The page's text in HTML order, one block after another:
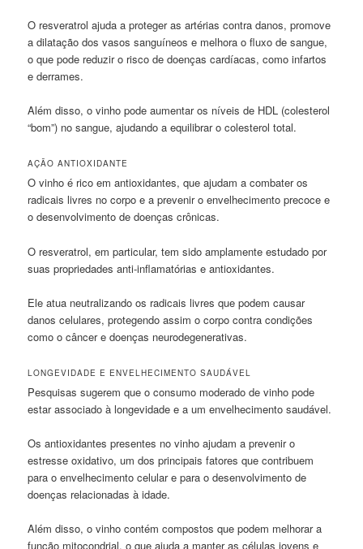
O resveratrol ajuda a proteger as artérias contra danos, promove
a dilatação dos vasos sanguíneos e melhora o fluxo de sangue,
o que pode reduzir o risco de doenças cardíacas, como infartos
e derrames.
Além disso, o vinho pode aumentar os níveis de HDL (colesterol
“bom”) no sangue, ajudando a equilibrar o colesterol total.
AÇÃO ANTIOXIDANTE
O vinho é rico em antioxidantes, que ajudam a combater os
radicais livres no corpo e a prevenir o envelhecimento precoce e
o desenvolvimento de doenças crônicas.
O resveratrol, em particular, tem sido amplamente estudado por
suas propriedades anti-inflamatórias e antioxidantes.
Ele atua neutralizando os radicais livres que podem causar
danos celulares, protegendo assim o corpo contra condições
como o câncer e doenças neurodegenerativas.
LONGEVIDADE E ENVELHECIMENTO SAUDÁVEL
Pesquisas sugerem que o consumo moderado de vinho pode
estar associado à longevidade e a um envelhecimento saudável.
Os antioxidantes presentes no vinho ajudam a prevenir o
estresse oxidativo, um dos principais fatores que contribuem
para o envelhecimento celular e para o desenvolvimento de
doenças relacionadas à idade.
Além disso, o vinho contém compostos que podem melhorar a
função mitocondrial, o que ajuda a manter as células jovens e